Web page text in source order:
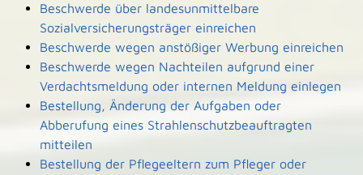
Beschwerde über landesunmittelbare
Sozialversicherungsträger einreichen
Beschwerde wegen anstößiger Werbung einreichen
Beschwerde wegen Nachteilen aufgrund einer
Verdachtsmeldung oder internen Meldung einlegen
Bestellung, Änderung der Aufgaben oder
Abberufung eines Strahlenschutzbeauftragten
mitteilen
Bestellung der Pflegeeltern zum Pfleger oder